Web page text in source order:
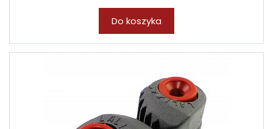
Do koszyka